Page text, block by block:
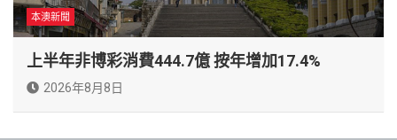
本澳新聞
上半年非博彩消費444.7億 按年增加17.4%
2026年8月8日